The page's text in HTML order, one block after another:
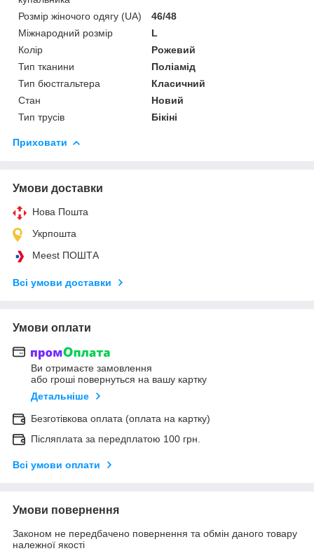
Розмір жіночого одягу (UA)
46/48
Міжнародний розмір
L
Колір
Рожевий
Тип тканини
Поліамід
Тип бюстгальтера
Класичний
Стан
Новий
Тип трусів
Бікіні
Приховати
Умови доставки
Нова Пошта
Укрпошта
Meest ПОШТА
Всі умови доставки
Умови оплати
Ви отримаєте замовлення
або гроші повернуться на вашу картку
Детальніше
Безготівкова оплата (оплата на картку)
Післяплата за передплатою 100 грн.
Всі умови оплати
Умови повернення
Законом не передбачено повернення та обмін даного товару
належної якості